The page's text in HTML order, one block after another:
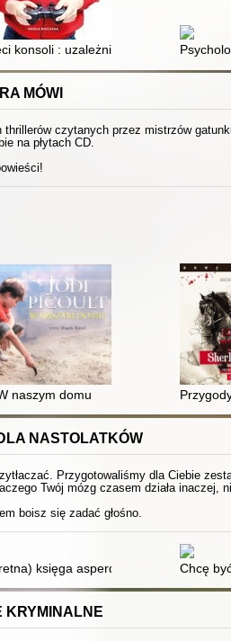
dziecko dojrzewające w cyfrowym
konsoli : uzależnienie od gier
MÓWI
czytanych przez mistrzów
na płytach CD.
naszym domu
NASTOLATKÓW
Przygotowaliśmy dla Ciebie
Twój mózg czasem działa inaczej,
boisz się zadać głośno.
księga asperdzieciaka : poradnik
Chcę
KRYMINALNE